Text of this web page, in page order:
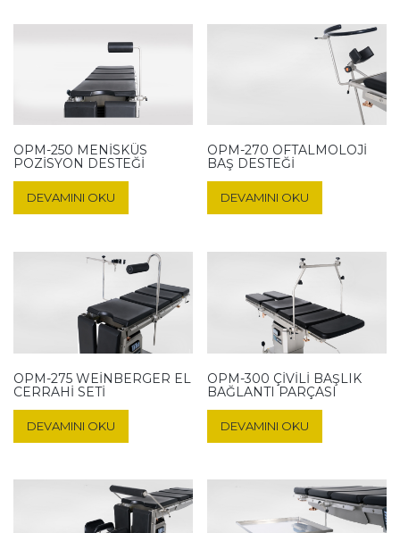
OPM-250 MENISKÜS
POZISYON DESTEĞI
DEVAMINI OKU
OPM-270 OFTALMOLOJI
BAŞ DESTEĞI
DEVAMINI OKU
OPM-275 WEINBERGER EL
CERRAHI SETI
DEVAMINI OKU
OPM-300 ÇIVILI BAŞLIK
BAĞLANTI PARÇASI
DEVAMINI OKU